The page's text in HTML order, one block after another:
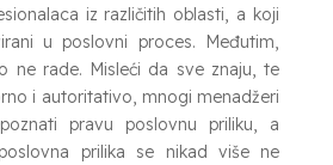
iz različitih oblasti, a koji
u poslovni proces. Međutim,
ne rade. Misleći da sve znaju, te
i autoritativo, mnogi menadžeri
pravu poslovnu priliku, a
prilika se nikad više ne